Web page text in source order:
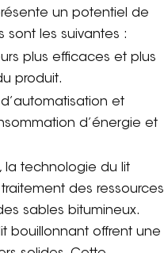
un potentiel de
les suivantes :
plus efficaces et plus
produit.
et
d’énergie et
la technologie du lit
des ressources
sables bitumineux.
bouillonnant offrent une